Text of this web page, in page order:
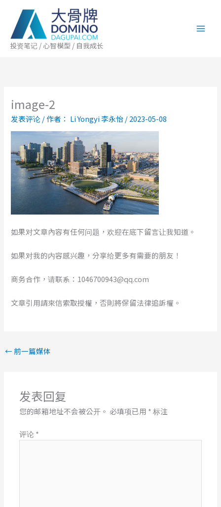
投资笔记 / 心智模型 / 自我成长
image-2
发表评论/ 作者： Li Yongyi 李永怡/2023-05-08
如果对文章內容有任何问题，欢迎在底下留言让我知道。
如果对我的内容感兴趣，分享给更多有需要的朋友！
商务合作，请联系：1046700943@qq.com
文章引用請來信索取授權，否則將保留法律追訴權。
← 前一篇媒体
发表回复
您的邮箱地址不会被公开。 必填项已用 *标注
评论 *